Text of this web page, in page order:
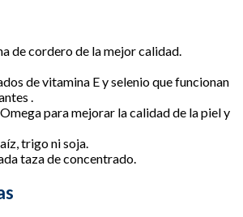
de cordero de la mejor calidad.
de vitamina E y selenio que funcionan
.
para mejorar la calidad de la piel y
trigo ni soja.
taza de concentrado.